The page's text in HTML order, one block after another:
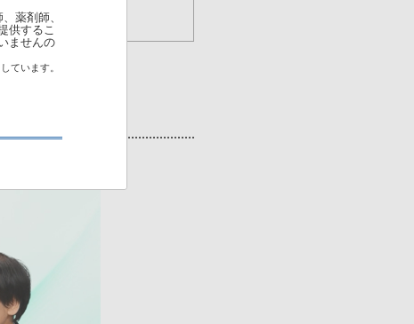
せん。
薬剤師、
供するこ
ませんの
ています。